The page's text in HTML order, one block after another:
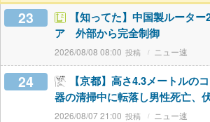
23
【知ってた】中国製ルータ
ア 外部から完全制御
2026/08/08 08:00 ニュー速
24
【京都】高さ4.3メートルの
器の清掃中に転落し男性死亡、
2026/08/07 21:00 ニュー速